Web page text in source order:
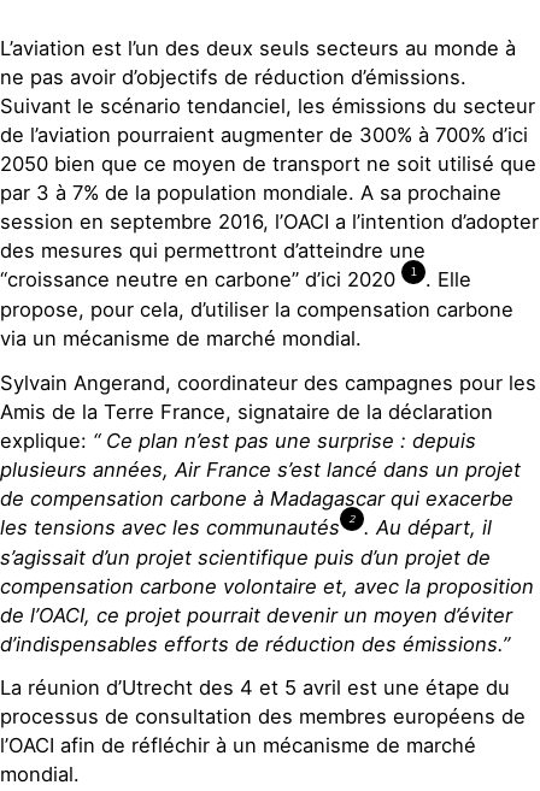
L’aviation est l’un des deux seuls secteurs au monde à
ne pas avoir d’objectifs de réduction d’émissions.
Suivant le scénario tendanciel, les émissions du secteur
de l’aviation pourraient augmenter de 300% à 700% d’ici
2050 bien que ce moyen de transport ne soit utilisé que
par 3 à 7% de la population mondiale. A sa prochaine
session en septembre 2016, l’OACI a l’intention d’adopter
des mesures qui permettront d’atteindre une
“croissance neutre en carbone” d’ici 2020
1
. Elle
propose, pour cela, d’utiliser la compensation carbone
via un mécanisme de marché mondial.
Sylvain Angerand, coordinateur des campagnes pour les
Amis de la Terre France, signataire de la déclaration
explique: “ Ce plan n’est pas une surprise : depuis
plusieurs années, Air France s’est lancé dans un projet
de compensation carbone à Madagascar qui exacerbe
les tensions avec les communautés
2 . Au départ, il
s’agissait d’un projet scientifique puis d’un projet de
compensation carbone volontaire et, avec la proposition
de l’OACI, ce projet pourrait devenir un moyen d’éviter
d’indispensables efforts de réduction des émissions.”
La réunion d’Utrecht des 4 et 5 avril est une étape du
processus de consultation des membres européens de
l’OACI afin de réfléchir à un mécanisme de marché
mondial.